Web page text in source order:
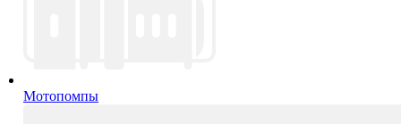
Мотопомпы